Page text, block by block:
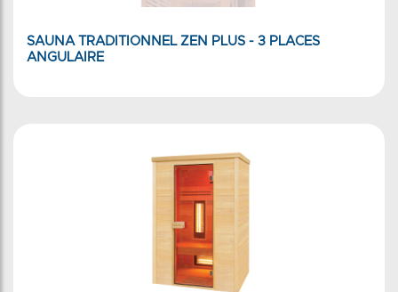
SAUNA TRADITIONNEL ZEN PLUS - 3 PLACES
ANGULAIRE